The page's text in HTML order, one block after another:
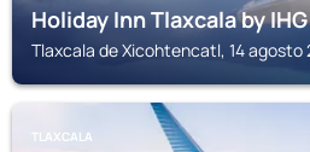
Holiday Inn Tlaxcala by IHG
Tlaxcala de Xicohtencatl, 14 agosto
TLAXCALA